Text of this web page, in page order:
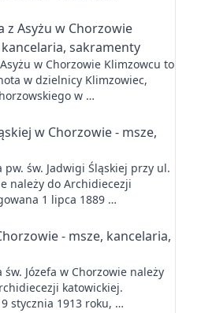
z Asyżu w Chorzowie
sakramenty
w Chorzowie Klimzowcu to
w dzielnicy Klimzowiec,
w …
w Chorzowie - msze,
pw. św. Jadwigi Śląskiej przy ul.
należy do Archidiecezji
1 lipca 1889 …
- msze, kancelaria,
Józefa w Chorzowie należy
katowickiej.
stycznia 1913 roku, …